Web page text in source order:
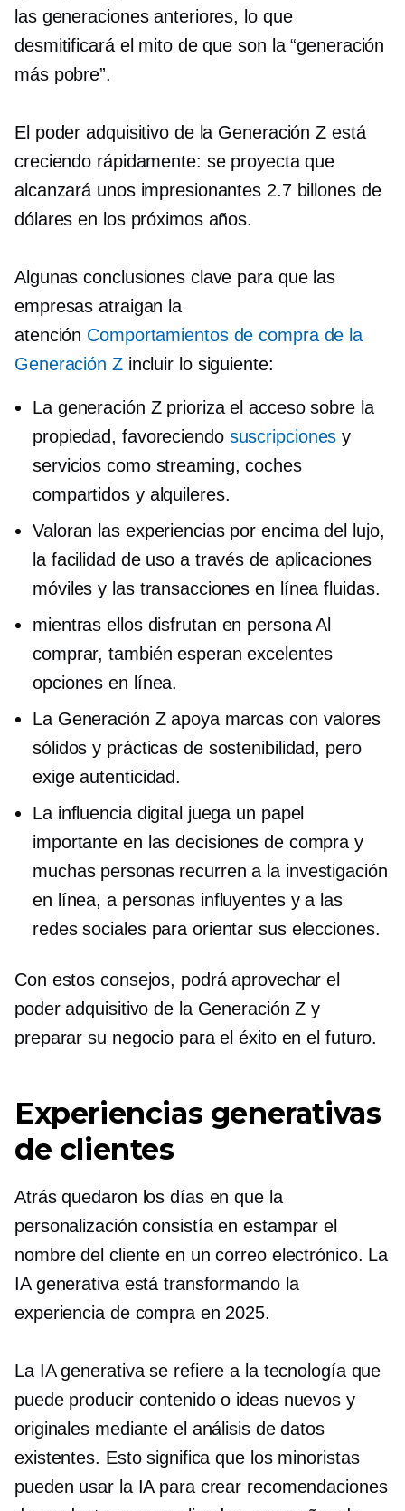
las generaciones anteriores, lo que
desmitificará el mito de que son la “generación
más pobre”.
El poder adquisitivo de la Generación Z está
creciendo rápidamente: se proyecta que
alcanzará unos impresionantes 2.7 billones de
dólares en los próximos años.
Algunas conclusiones clave para que las
empresas atraigan la
atención Comportamientos de compra de la
Generación Zincluir lo siguiente:
La generación Z prioriza el acceso sobre la
propiedad, favoreciendo suscripciones y
servicios como streaming, coches
compartidos y alquileres.
Valoran las experiencias por encima del lujo,
la facilidad de uso a través de aplicaciones
móviles y las transacciones en línea fluidas.
mientras ellos disfrutan en personaAl
comprar, también esperan excelentes
opciones en línea.
La Generación Z apoya marcas con valores
sólidos y prácticas de sostenibilidad, pero
exige autenticidad.
La influencia digital juega un papel
importante en las decisiones de compra y
muchas personas recurren a la investigación
en línea, a personas influyentes y a las
redes sociales para orientar sus elecciones.
Con estos consejos, podrá aprovechar el
poder adquisitivo de la Generación Z y
preparar su negocio para el éxito en el futuro.
Experiencias generativas
de clientes
Atrás quedaron los días en que la
personalización consistía en estampar el
nombre del cliente en un correo electrónico. La
IA generativa está transformando la
experiencia de compra en 2025.
La IA generativa se refiere a la tecnología que
puede producir contenido o ideas nuevos y
originales mediante el análisis de datos
existentes. Esto significa que los minoristas
pueden usar la IA para crear recomendaciones